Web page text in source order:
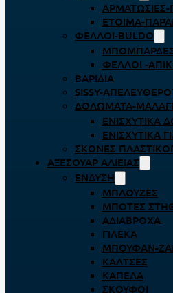
ΑΡΜΑΤΩΣΙΈΣ-
ΈΤΟΙΜΑ-
ΦΕΛΛΟΊ-BULDO
ΦΕΛΛΟΊ -
ΒΑΡΊΔΙΑ
SISSY-
ΔΟΛΏΜΑΤΑ-
ΕΝΙΣΧΥΤΙΚΆ
ΕΝΙΣΧΥΤΙΚΆ
ΣΚΌΝΕΣ
ΑΞΕΣΟΥΆΡ ΑΛΙΕΊΑΣ
ΈΝΔΥΣΗ
ΜΠΛΟΎΖΕΣ
ΜΠΌΤΕΣ
ΑΔΙΆΒΡΟΧΑ
ΓΙΛΈΚΑ
ΜΠΟΥΦΆΝ-
ΚΆΛΤΣΕΣ
ΚΑΠΈΛΑ
ΣΚΟΎΦΟΙ